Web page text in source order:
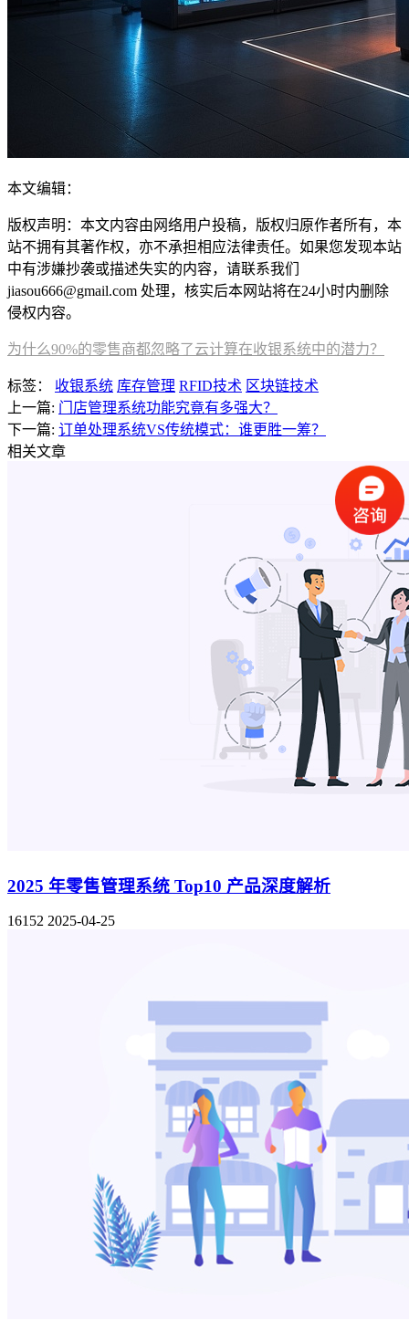
本文编辑：
版权声明：本文内容由网络用户投稿，版权归原作者所有，本
站不拥有其著作权，亦不承担相应法律责任。如果您发现本站
中有涉嫌抄袭或描述失实的内容，请联系我们
jiasou666@gmail.com 处理，核实后本网站将在24小时内删除
侵权内容。
为什么90%的零售商都忽略了云计算在收银系统中的潜力？
标签： 收银系统 库存管理 RFID技术 区块链技术
上一篇: 门店管理系统功能究竟有多强大？
下一篇: 订单处理系统VS传统模式：谁更胜一筹？
相关文章
2025 年零售管理系统 Top10 产品深度解析
16152 2025-04-25